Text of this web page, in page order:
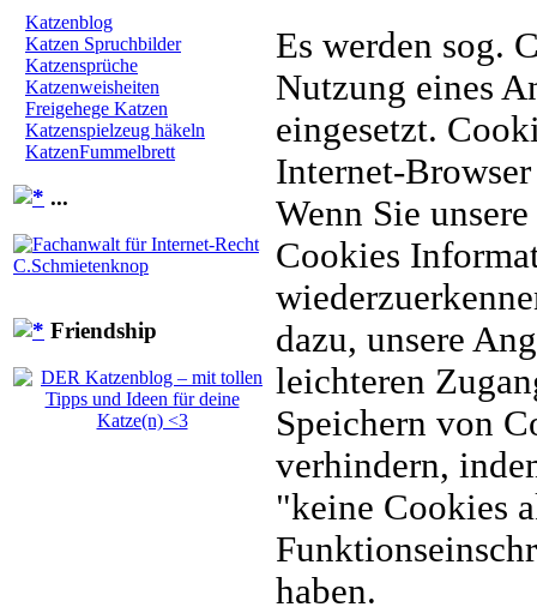
Katzenblog
Katzen Spruchbilder
Katzensprüche
Katzenweisheiten
Freigehege Katzen
Katzenspielzeug häkeln
KatzenFummelbrett
...
Friendship
Es werden sog.
Nutzung eines
eingesetzt.
Internet-
Wenn Sie
Cookies
dazu, unsere
leichteren
Speichern von
verhindern,
"keine Cookies
haben.